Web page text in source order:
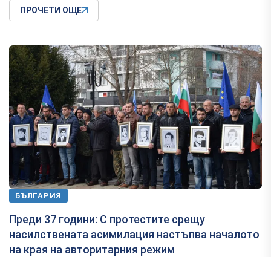
ПРОЧЕТИ ОЩЕ
БЪЛГАРИЯ
Преди 37 години: С протестите срещу
насилствената асимилация настъпва началото
на края на авторитарния режим